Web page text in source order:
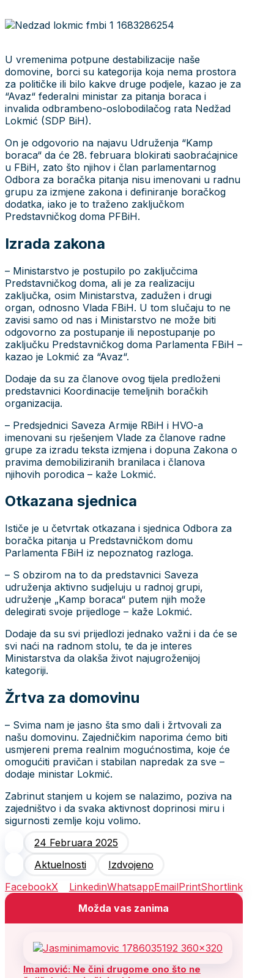
U vremenima potpune destabilizacije naše
domovine, borci su kategorija koja nema prostora
za političke ili bilo kakve druge podjele, kazao je za
“Avaz“ federalni ministar za pitanja boraca i
invalida odbrambeno-oslobodilačog rata Nedžad
Lokmić (SDP BiH).
On je odgovorio na najavu Udruženja “Kamp
boraca“ da će 28. februara blokirati saobraćajnice
u FBiH, zato što njihov i član parlamentarnog
Odbora za boračka pitanja nisu imenovani u radnu
grupu za izmjene zakona i definiranje boračkog
dodatka, iako je to traženo zaključkom
Predstavničkog doma PFBiH.
Izrada zakona
– Ministarstvo je postupilo po zaključcima
Predstavničkog doma, ali je za realizaciju
zaključka, osim Ministarstva, zadužen i drugi
organ, odnosno Vlada FBiH. U tom slučaju to ne
zavisi samo od nas i Ministarstvo ne može biti
odgovorno za postupanje ili nepostupanje po
zaključku Predstavničkog doma Parlamenta FBiH –
kazao je Lokmić za “Avaz“.
Dodaje da su za članove ovog tijela predloženi
predstavnici Koordinacije temeljnih boračkih
organizacija.
– Predsjednici Saveza Armije RBiH i HVO-a
imenovani su rješenjem Vlade za članove radne
grupe za izradu teksta izmjena i dopuna Zakona o
pravima demobiliziranih branilaca i članova
njihovih porodica – kaže Lokmić.
Otkazana sjednica
Ističe je u četvrtak otkazana i sjednica Odbora za
boračka pitanja u Predstavničkom domu
Parlamenta FBiH iz nepoznatog razloga.
– S obzirom na to da predstavnici Saveza
udruženja aktivno sudjeluju u radnoj grupi,
udruženje „Kamp boraca“ putem njih može
delegirati svoje prijedloge – kaže Lokmić.
Dodaje da su svi prijedlozi jednako važni i da će se
svi naći na radnom stolu, te da je interes
Ministarstva da olakša život najugroženijoj
kategoriji.
Žrtva za domovinu
– Svima nam je jasno šta smo dali i žrtvovali za
našu domovinu. Zajedničkim naporima ćemo biti
usmjereni prema realnim mogućnostima, koje će
omogućiti pravičan i stabilan napredak za sve –
dodaje ministar Lokmić.
Zabrinut stanjem u kojem se nalazimo, poziva na
zajedništvo i da svaka aktivnost doprinosi miru i
sigurnosti zemlje koju volimo.
24 Februara 2025
Aktuelnosti
Izdvojeno
FacebookX LinkedinWhatsappEmailPrintShortlink
Možda vas zanima
Imamović: Ne čini drugome ono što ne